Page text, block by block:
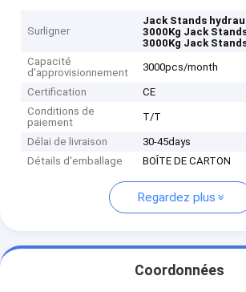
Surligner
Jack Stands
3000Kg Jack
3000Kg Jack
Capacité
d'approvisionnement
3000pcs/month
Certification
CE
Conditions de
paiement
T/T
Délai de livraison
30-45days
Détails d'emballage
BOÎTE DE CARTON
Regardez plus
Coordonnées